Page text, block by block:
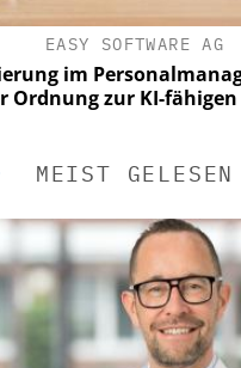
EASY SOFTWARE AG
im
Ordnung zur KI-
MEIST GELESEN